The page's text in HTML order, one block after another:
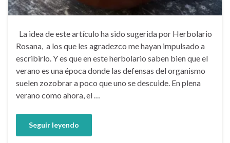
La idea de este artículo ha sido sugerida por Herbolario
Rosana, a los que les agradezco me hayan impulsado a
escribirlo. Y es que en este herbolario saben bien que el
verano es una época donde las defensas del organismo
suelen zozobrar a poco que uno se descuide. En plena
verano como ahora, el …
Seguir leyendo